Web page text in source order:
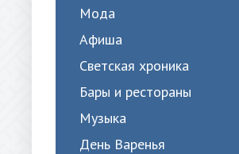
Мода
Афиша
Светская хроника
Бары и рестораны
Музыка
День Варенья